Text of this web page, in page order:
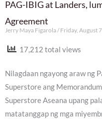
PAG-IBIG at Landers,
Agreement
Jerry Maya Figarola Friday, August
17,212 total views
Nilagdaan ngayong araw ng
Superstore ang
Superstore Aseana upang
matatanggap ng mga